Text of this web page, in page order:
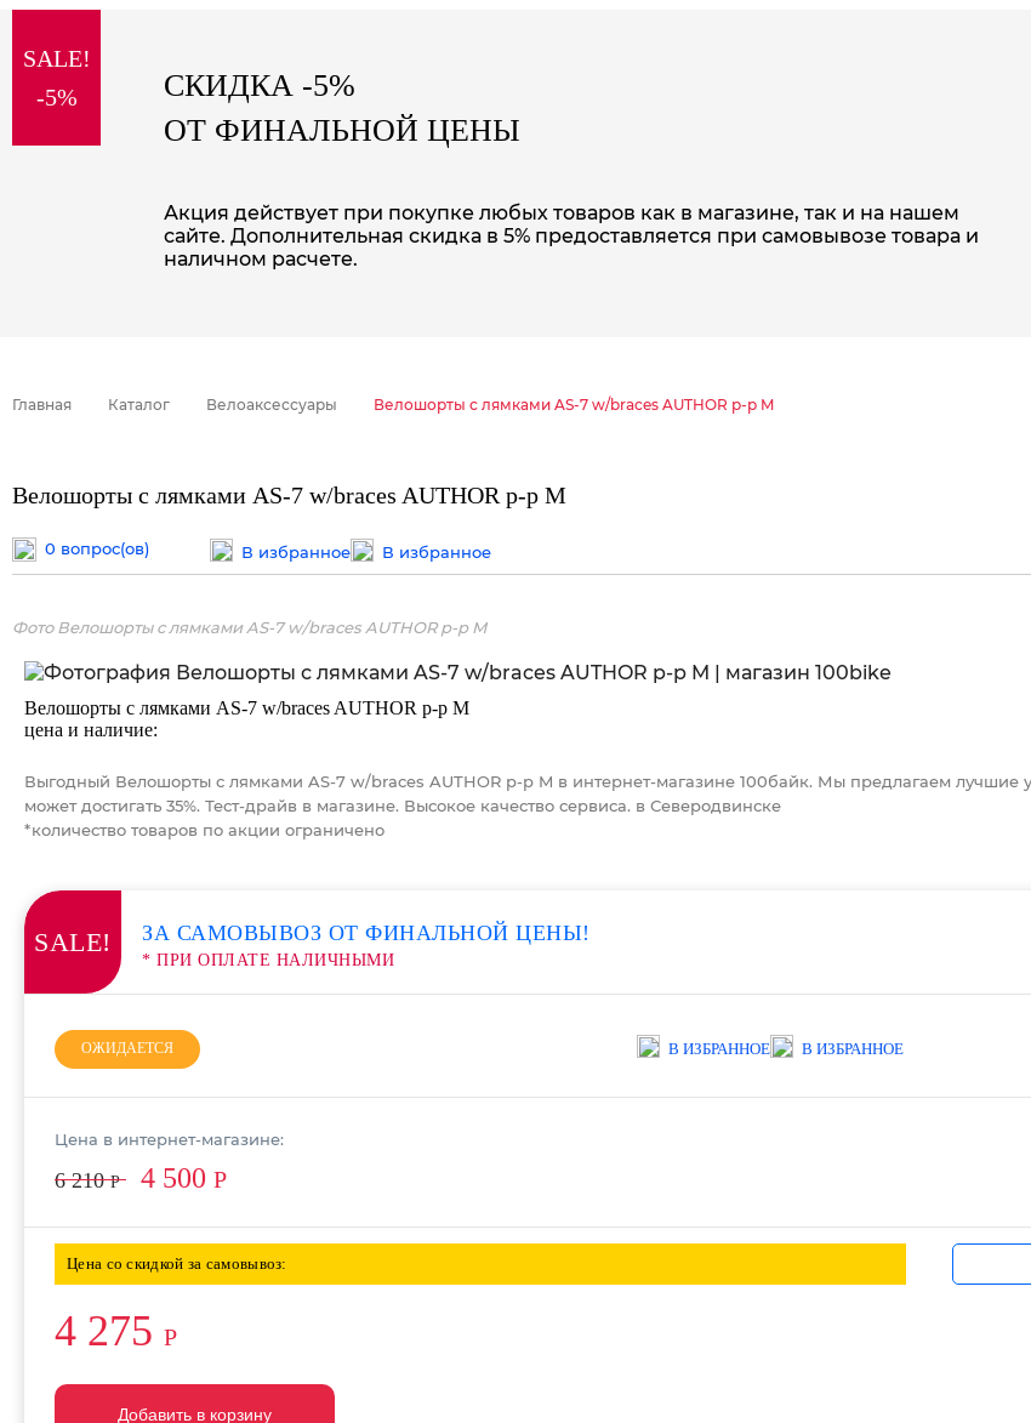
sale
special price
SALE!
-5%
СКИДКА -5%
ОТ ФИНАЛЬНОЙ ЦЕНЫ
Акция действует при покупке любых товаров как в магазине, так и на нашем
сайте. Дополнительная скидка в 5% предоставляется при самовывозе товара и
наличном расчете.
Главная Каталог Велоаксессуары Велошорты с лямками AS-7 w/braces AUTHOR р-р M
Велошорты с лямками AS-7 w/braces AUTHOR р-р M
0 вопрос(ов) В избранное В избранное
Фото Велошорты с лямками AS-7 w/braces AUTHOR р-р M
Велошорты с лямками AS-7 w/braces AUTHOR р-р M
цена и наличие:
Выгодный Велошорты с лямками AS-7 w/braces AUTHOR р-р M в интернет-магазине 100байк. Мы предлагаем лучшие
может достигать 35%. Тест-драйв в магазине. Высокое качество сервиса. в Северодвинске
*количество товаров по акции ограничено
SALE! ЗА САМОВЫВОЗ ОТ ФИНАЛЬНОЙ ЦЕНЫ!
* ПРИ ОПЛАТЕ НАЛИЧНЫМИ
ОЖИДАЕТСЯ В ИЗБРАННОЕ В ИЗБРАННОЕ
Цена в интернет-магазине:
6 210Р 4 500 Р
Цена со скидкой за самовывоз:
4 275 Р
Добавить в корзину
Добавить в корзину
Добавить в корзину